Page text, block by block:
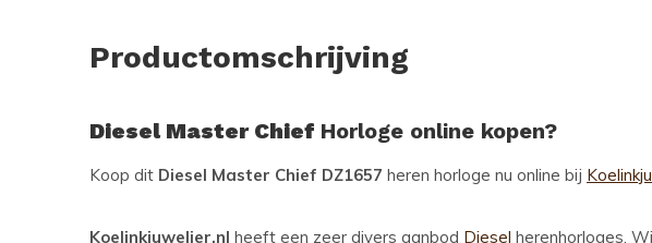
Productomschrijving
Diesel Master Chief Horloge online kopen?
Koop dit Diesel Master Chief DZ1657 heren horloge nu online bij
Koelinkjuwelier.nl heeft een zeer divers aanbod Diesel herenhorloges.